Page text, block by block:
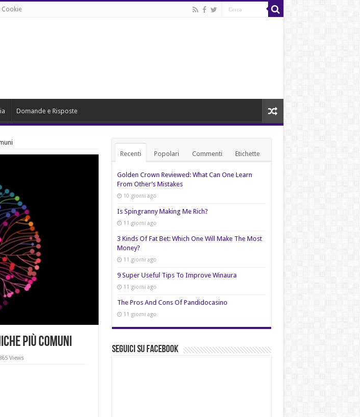
Cookie
Domande e Risposte
più comuni
Views
Recenti Popolari Commenti Etichette
Golden Crown Reviewed: What Can One Learn
From Other’s Mistakes
10 giorni ago
Is Spingranny Making Me Rich?
11 giorni ago
3 Kinds Of Fat Bet: Which One Will Make The Most
Money?
11 giorni ago
9 Super Useful Tips To Improve Winaura
11 giorni ago
The Pros And Cons Of Pandidocasino
11 giorni ago
Seguici su Facebook